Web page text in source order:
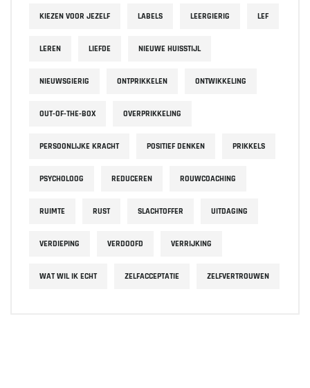
KIEZEN VOOR JEZELF LABELS LEERGIERIG LEF
LEREN LIEFDE NIEUWE HUISSTIJL
NIEUWSGIERIG ONTPRIKKELEN ONTWIKKELING
OUT-OF-THE-BOX OVERPRIKKELING
PERSOONLIJKE KRACHT POSITIEF DENKEN PRIKKELS
PSYCHOLOOG REDUCEREN ROUWCOACHING
RUIMTE RUST SLACHTOFFER UITDAGING
VERDIEPING VERDOOFD VERRIJKING
WAT WIL IK ECHT ZELFACCEPTATIE ZELFVERTROUWEN